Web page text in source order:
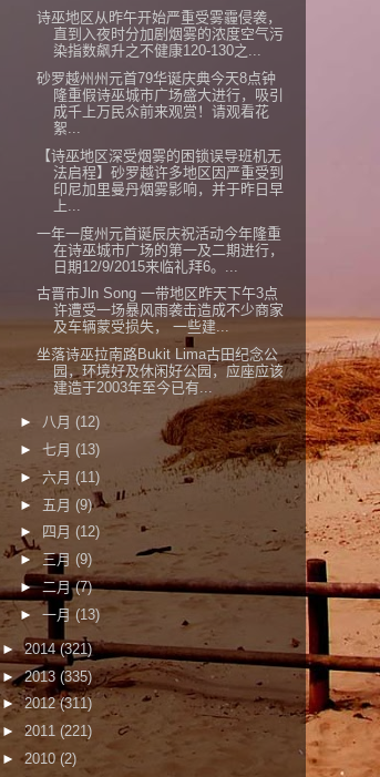
诗巫地区从昨午开始严重受雾霾侵袭，
直到入夜时分加剧烟雾的浓度空气污
染指数飙升之不健康120-130之...
砂罗越州州元首79华诞庆典今天8点钟
隆重假诗巫城市广场盛大进行，吸引
成千上万民众前来观赏！请观看花
絮...
【诗巫地区深受烟雾的困锁误导班机无
法启程】砂罗越许多地区因严重受到
印尼加里曼丹烟雾影响，并于昨日早
上...
一年一度州元首诞辰庆祝活动今年隆重
在诗巫城市广场的第一及二期进行，
日期12/9/2015来临礼拜6。...
古晋市Jln Song 一带地区昨天下午3点
许遭受一场暴风雨袭击造成不少商家
及车辆蒙受损失， 一些建...
坐落诗巫拉南路Bukit Lima古田纪念公
园，环境好及休闲好公园，应座应该
建造于2003年至今已有...
► 八月 (12)
► 七月 (13)
►六月 (11)
► 五月 (9)
►
四月 (12)
► 三月 (9)
►二月(7)
► 一月(13)
►2014(321)
►2013 (335)
►2012(311)
► 2011 (221)
►2010 (2)